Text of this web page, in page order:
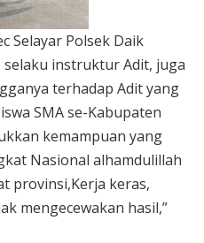
Selayar Polsek Daik
instruktur Adit, juga
terhadap Adit yang
SMA se-Kabupaten
kemampuan yang
Nasional alhamdulillah
provinsi,Kerja keras,
mengecewakan hasil,”